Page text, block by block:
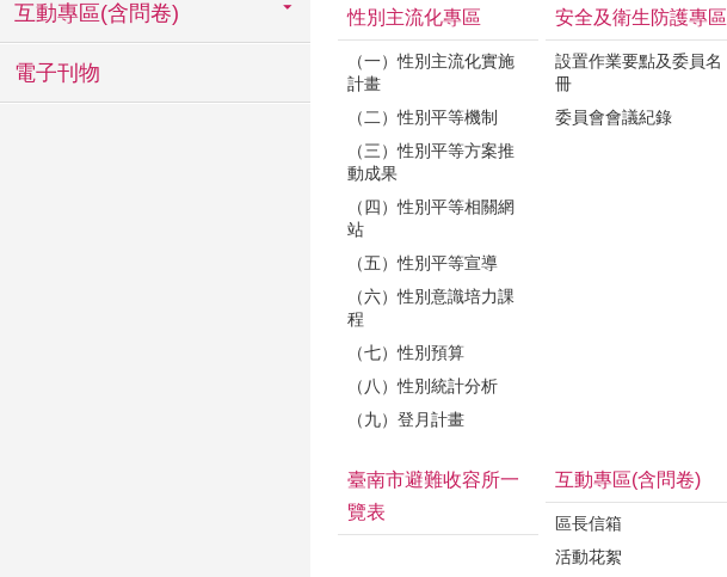
互動專區(含問卷)
電子刊物
性別主流化專區
（一）性別主流化實施
計畫
（二）性別平等機制
（三）性別平等方案推
動成果
（四）性別平等相關網
站
（五）性別平等宣導
（六）性別意識培力課
程
（七）性別預算
（八）性別統計分析
（九）登月計畫
安全及衛生防護專區
設置作業要點及委員名
冊
委員會會議紀錄
臺南市避難收容所一
覽表
互動專區(含問卷)
區長信箱
活動花絮